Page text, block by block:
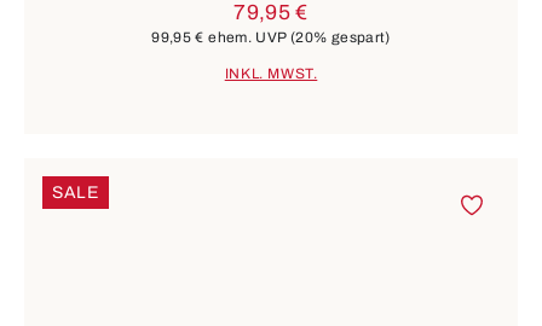
79,95 €
99,95 € ehem. UVP (20% gespart)
INKL. MWST.
SALE